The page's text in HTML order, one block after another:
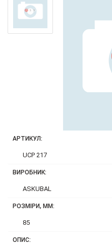
АРТИКУЛ:
UCP 217
ВИРОБНИК:
ASKUBAL
РОЗМІРИ, ММ:
85
ОПИС: